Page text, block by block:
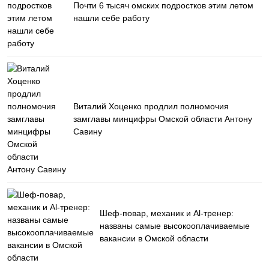
Почти 6 тысяч омских подростков этим летом
нашли себе работу
Виталий Хоценко продлил полномочия
замглавы минцифры Омской области Антону
Савину
Шеф-повар, механик и Al-тренер:
названы самые высокооплачиваемые
вакансии в Омской области